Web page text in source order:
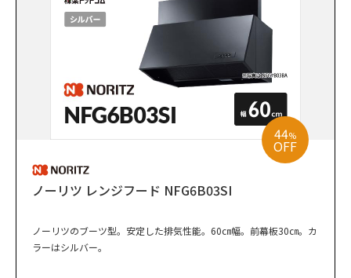
44%
OFF
ノーリツ レンジフード NFG6B03SI
ノーリツのブーツ型。安定した排気性能。60㎝幅。前幕板30㎝。カ
ラーはシルバー。